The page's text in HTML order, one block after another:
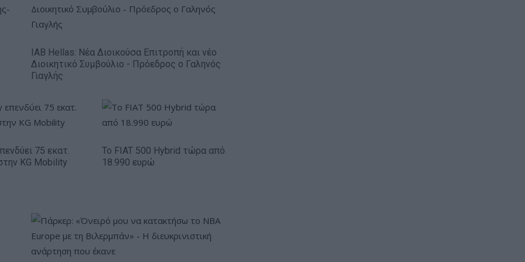
IAB Hellas: Νέα Διοικούσα Επιτροπή και νέο
Διοικητικό Συμβούλιο - Πρόεδρος ο Γαληνός
Γιαγλής
75 εκατ.
KG Mobility
Το FIAT 500 Hybrid τώρα από
18.990 ευρώ